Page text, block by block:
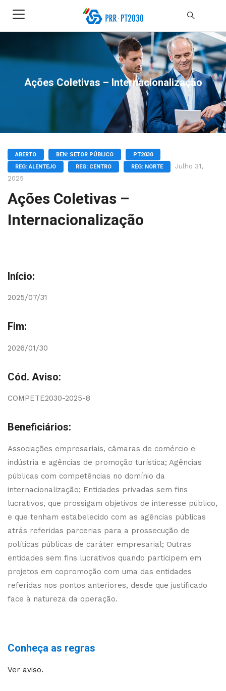
Ações Coletivas – Internacionalização
ABERTO BEN: SETOR PÚBLICO
PT2030
REG: ALENTEJO
REG: CENTRO REG: NORTE
Julho 31,
2025
Ações Coletivas –
Internacionalização
Início:
2025/07/31
Fim:
2026/01/30
Cód. Aviso:
COMPETE2030-2025-8
Beneficiários:
Associações empresariais, câmaras de comércio e
indústria e agências de promoção turística; Agências
públicas com competências no domínio da
internacionalização; Entidades privadas sem fins
lucrativos, que prossigam objetivos de interesse público,
e que tenham estabelecido com as agências públicas
atrás referidas parcerias para a prossecução de
políticas públicas de caráter empresarial; Outras
entidades sem fins lucrativos quando participem em
projetos em copromoção com uma das entidades
referidas nos pontos anteriores, desde que justificado
face à natureza da operação.
Conheça as regras
Ver aviso.